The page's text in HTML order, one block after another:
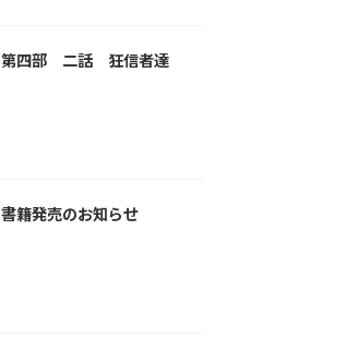
第四部 二話 狂信者達
書籍発売のお知らせ